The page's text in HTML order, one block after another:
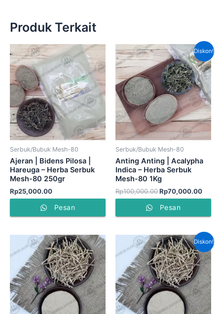
Produk Terkait
Serbuk/Bubuk Mesh-80
Ajeran | Bidens Pilosa |
Hareuga – Herba Serbuk
Mesh-80 250gr
Rp25,000.00
Pesan
Diskon!
Serbuk/Bubuk Mesh-80
Anting Anting | Acalypha
Indica – Herba Serbuk
Mesh-80 1Kg
Rp100,000.00
Harga
aslinya
adalah:
Rp100,000.00.
Rp70,000.00
Harga
saat
ini
Pesan
Diskon!
Harga
aslinya
adalah:
Rp70,000.00.
Harga
saat
ini